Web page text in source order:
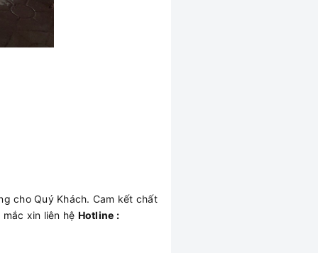
cho Quý Khách. Cam kết chất
xin liên hệ Hotline :